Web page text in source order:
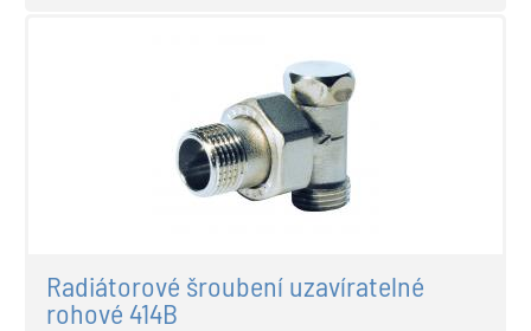
Radiátorové šroubení uzavíratelné
rohové 414B